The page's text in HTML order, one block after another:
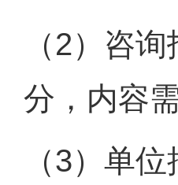
（2）咨
分，内容
（3）单